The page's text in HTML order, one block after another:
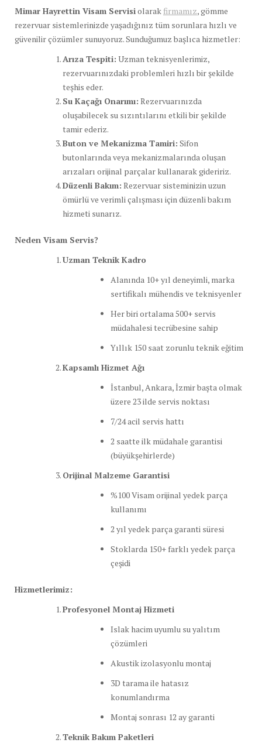
Mimar Hayrettin Visam Servisiolarak firmamız, gömme
rezervuar sistemlerinizde yaşadığınız tüm sorunlara hızlı ve
güvenilir çözümler sunuyoruz. Sunduğumuz başlıca hizmetler:
Arıza Tespiti: Uzman teknisyenlerimiz,
rezervuarınızdaki problemleri hızlı bir şekilde
teşhis eder.
Su Kaçağı Onarımı: Rezervuarınızda
oluşabilecek su sızıntılarını etkili bir şekilde
tamir ederiz.
Buton ve Mekanizma Tamiri: Sifon
butonlarında veya mekanizmalarında oluşan
arızaları orijinal parçalar kullanarak gideririz.
Düzenli Bakım: Rezervuar sisteminizin uzun
ömürlü ve verimli çalışması için düzenli bakım
hizmeti sunarız.
Neden Visam Servis?
Uzman Teknik Kadro
Alanında 10+ yıl deneyimli, marka
sertifikalı mühendis ve teknisyenler
Her biri ortalama 500+ servis
müdahalesi tecrübesine sahip
Yıllık 150 saat zorunlu teknik eğitim
Kapsamlı Hizmet Ağı
İstanbul, Ankara, İzmir başta olmak
üzere 23 ilde servis noktası
7/24 acil servis hattı
2 saatte ilk müdahale garantisi
(büyükşehirlerde)
Orijinal Malzeme Garantisi
%100 Visam orijinal yedek parça
kullanımı
2 yıl yedek parça garanti süresi
Stoklarda 150+ farklı yedek parça
çeşidi
Hizmetlerimiz:
Profesyonel Montaj Hizmeti
Islak hacim uyumlu su yalıtım
çözümleri
Akustik izolasyonlu montaj
3D tarama ile hatasız
konumlandırma
Montaj sonrası 12 ay garanti
Teknik Bakım Paketleri